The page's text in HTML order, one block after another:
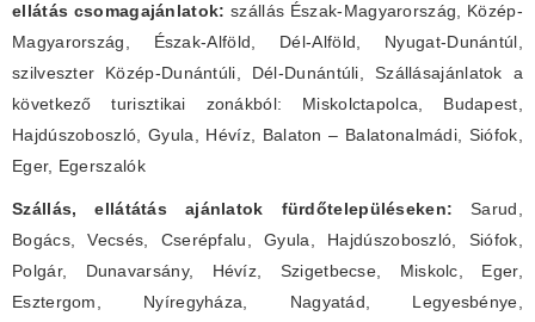
ellátás csomagajánlatok: szállás Észak-Magyarország, Közép-
Magyarország, Észak-Alföld, Dél-Alföld, Nyugat-Dunántúl,
szilveszter Közép-Dunántúli, Dél-Dunántúli, Szállásajánlatok a
következő turisztikai zonákból: Miskolctapolca, Budapest,
Hajdúszoboszló, Gyula, Hévíz, Balaton – Balatonalmádi, Siófok,
Eger, Egerszalók
Szállás, ellátátás ajánlatok fürdőtelepüléseken:Sarud,
Bogács, Vecsés, Cserépfalu, Gyula, Hajdúszoboszló, Siófok,
Polgár, Dunavarsány, Hévíz, Szigetbecse, Miskolc, Eger,
Esztergom, Nyíregyháza, Nagyatád, Legyesbénye,